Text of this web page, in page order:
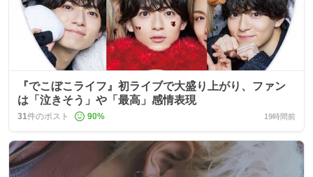
『でこぼこライフ』初ライブで大盛り上がり、ファン
は「泣きそう」や「最高」感情表現
31件のポスト 90% 19時間前